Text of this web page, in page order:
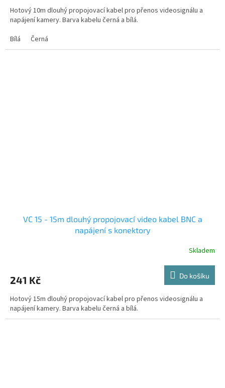
Hotový 10m dlouhý propojovací kabel pro přenos videosignálu a
napájení kamery. Barva kabelu černá a bílá.
Bílá
Černá
VC 15 - 15m dlouhý propojovací video kabel BNC a
napájení s konektory
Skladem
241 Kč Do košíku
Hotový 15m dlouhý propojovací kabel pro přenos videosignálu a
napájení kamery. Barva kabelu černá a bílá.